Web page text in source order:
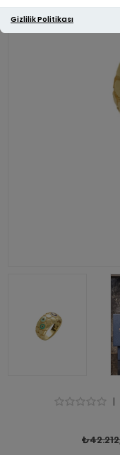
Gizlilik Politikası
|